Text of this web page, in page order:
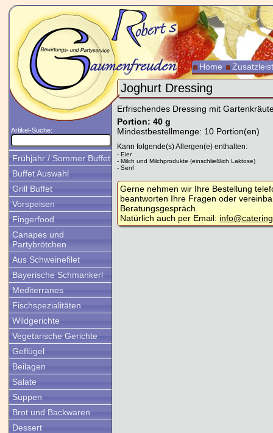
Home
Artikel-Suche:
Frühjahr / Sommer Buffet
Buffet Auswahl
Grill Buffet
Vorspeisen
Fingerfood
Canapes und
Partybrötchen
Aus Schweinefilet
Bayerische Schmankerl
Mediterranes
Fischspezialitäten
Wildgerichte
Vegetarische Gerichte
Geflügel
Beilagen
Salate
Suppen
Brot und Backwaren
Dessert
Joghurt Dressing
Erfrischendes Dressing mit
Portion: 40 g
Mindestbestellmenge: 10 Portion(en)
Kann folgende(s) Allergen(e) enthalten:
- Eier
- Milch und Milchprodukte (einschließlich Laktose)
- Senf
Gerne nehmen wir Ihre Bestellung
beantworten Ihre Fragen oder
Beratungsgespräch.
Natürlich auch per Email: